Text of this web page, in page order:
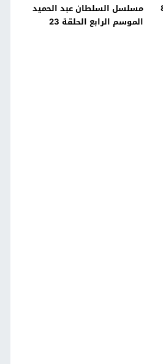
مسلسل السلطان عبد الحميد
الموسم الرابع الحلقة 23